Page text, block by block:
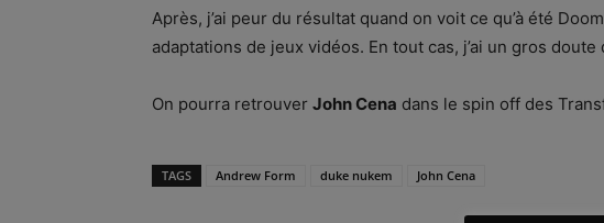
Après, j’ai peur du résultat quand on voit ce qu’à été
adaptations de jeux vidéos. En tout cas, j’ai un gros
On pourra retrouver John Cena dans le spin off des
TAGS Andrew Form duke nukem John Cena